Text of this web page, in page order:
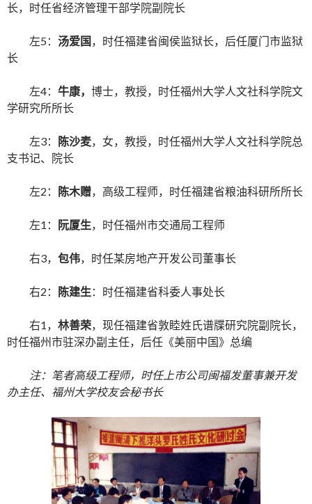
长，时任省经济管理干部学院副院长
左5： 汤爱国，时任福建省闽侯监狱长，后任厦门市监狱
长
左4： 牛康， 博士，教授，时任福州大学人文社科学院文
学研究所所长
左3： 陈沙麦，女，教授，时任福州大学人文社科学院总
支书记、院长
左2： 陈木赠，高级工程师，时任福建省粮油科研所所长
左1： 阮厦生，时任福州市交通局工程师
右3， 包伟，时任某房地产开发公司董事长
右2： 陈建生 ：时任福建省科委人事处长
右1， 林善荣，现任福建省敦睦姓氏谱牒研究院副院长，
时任福州市驻深办副主任，后任《美丽中国》总编
注：笔者高级工程师，时任上市公司闽福发董事兼开发
办主任、福州大学校友会秘书长